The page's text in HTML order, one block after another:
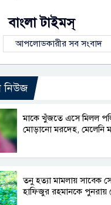
বাংলা টাইমস্
আপলোডকারীর সব সংবাদ
নিউজ
মাকে খুঁজতে এসে মিলল
মোড়ানো মরদেহ, মেলেনি
তনু হত্যা মামলায় সাবেক
হাফিজুর রহমানকে পুনরায়